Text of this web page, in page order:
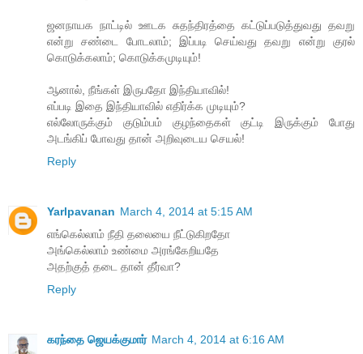
ஜனநாயக நாட்டில் ஊடக சுதந்திரத்தை கட்டுப்படுத்துவது தவறு
என்று சண்டை போடலாம்; இப்படி செய்வது தவறு என்று குரல்
கொடுக்கலாம்; கொடுக்கமுடியும்!
ஆனால், நீங்கள் இருபதோ இந்தியாவில்!
எப்படி இதை இந்தியாவில் எதிர்க்க முடியும்?
எல்லோருக்கும் குடும்பம் குழந்தைகள் குட்டி இருக்கும் போது
அடங்கிப் போவது தான் அறிவுடைய செயல்!
Reply
Yarlpavanan March 4, 2014 at 5:15 AM
எங்கெல்லாம் நீதி தலையை நீட்டுகிறதோ
அங்கெல்லாம் உண்மை அரங்கேறியதே
அதற்குத் தடை தான் தீர்வா?
Reply
கரந்தை ஜெயக்குமார் March 4, 2014 at 6:16 AM